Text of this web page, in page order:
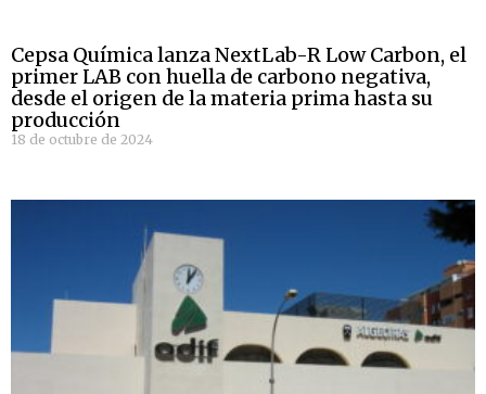
Cepsa Química lanza NextLab-R Low Carbon, el
primer LAB con huella de carbono negativa,
desde el origen de la materia prima hasta su
producción
18 de octubre de 2024